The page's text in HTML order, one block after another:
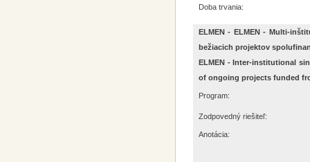
Doba trvania:
ELMEN - ELMEN - Multi-
bežiacich projektov
ELMEN - Inter-institutional
of ongoing projects funded
Program:
Zodpovedný riešiteľ:
Anotácia: